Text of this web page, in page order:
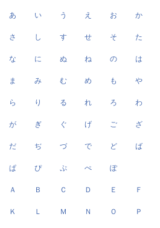
あ い う え お か
さ し す せ そ た
な に ぬ ね の は
ま み む め も や
ら り る れ ろ わ
が ぎ ぐ げ ご ざ
だ ぢ づ で ど ば
ぱ ぴ ぷ ぺ ぽ
Ａ Ｂ Ｃ Ｄ Ｅ Ｆ
Ｋ Ｌ Ｍ Ｎ Ｏ Ｐ